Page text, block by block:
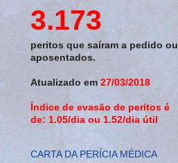
3.173
peritos que saíram a pedido ou
aposentados.
Atualizado em 27/03/2018
Índice de evasão de peritos é
de: 1.05/dia ou 1.52/dia útil
CARTA DA PERÍCIA MÉDICA